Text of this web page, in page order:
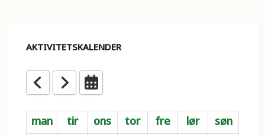
AKTIVITETSKALENDER
man tir ons tor fre lør
søn